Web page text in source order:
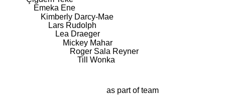
Emeka Ene
Kimberly Darcy-Mae
Lars Rudolph
Lea Draeger
Mickey Mahar
Roger Sala Reyner
Till Wonka
as part of team